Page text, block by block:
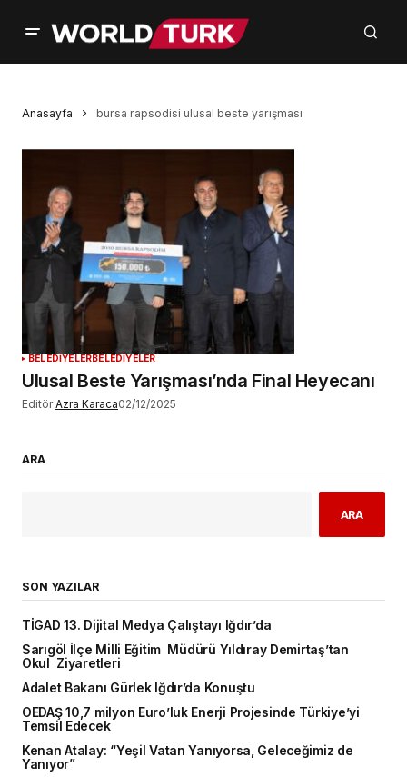
Anasayfa bursa rapsodisi ulusal beste yarışması
BELEDİYELERBELEDİYELER
Ulusal Beste Yarışması’nda Final Heyecanı
Editör Azra Karaca02/12/2025
ARA
ARA
SON YAZILAR
TİGAD 13. Dijital Medya Çalıştayı Iğdır’da
Sarıgöl İlçe Milli Eğitim Müdürü Yıldıray Demirtaş’tan
Okul Ziyaretleri
Adalet Bakanı Gürlek Iğdır’da Konuştu
OEDAŞ 10,7 milyon Euro’luk Enerji Projesinde Türkiye’yi
Temsil Edecek
Kenan Atalay: “Yeşil Vatan Yanıyorsa, Geleceğimiz de
Yanıyor”